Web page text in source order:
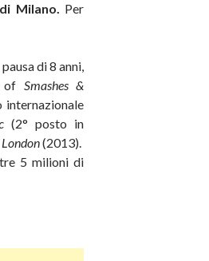
Milano. Per
di 8 anni,
of Smashes &
internazionale
(2° posto in
(2013).
5 milioni di